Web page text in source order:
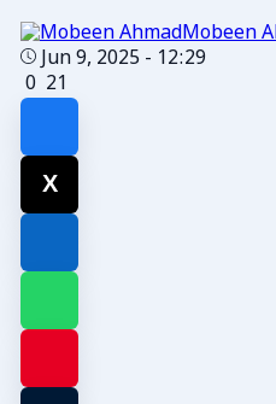
Mobeen
Jun 9, 2025 - 12:29
0 21